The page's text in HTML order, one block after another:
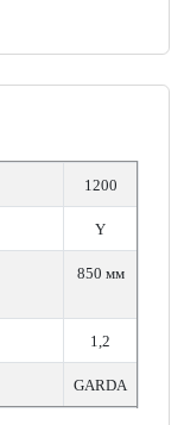
1200
Y
850 мм
1,2
GARDA